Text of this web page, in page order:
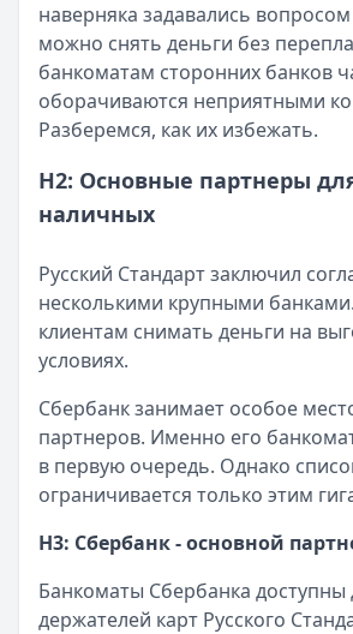
наверняка задавались
можно снять деньги без
банкоматам сторонних банков
оборачиваются неприятными
Разберемся, как их избежать.
H2: Основные партнеры
наличных
Русский Стандарт заключил
несколькими крупными
клиентам снимать деньги на
условиях.
Сбербанк занимает особое
партнеров. Именно его
в первую очередь. Однако
ограничивается только этим
H3: Сбербанк - основной
Банкоматы Сбербанка доступны
держателей карт Русского